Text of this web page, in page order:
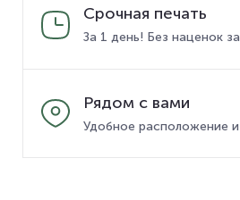
Срочная печать
За 1 день! Без наценок
Рядом с вами
Удобное расположение